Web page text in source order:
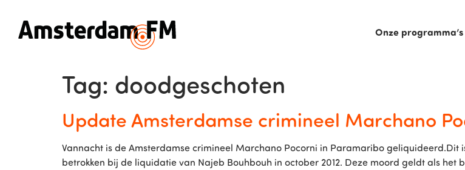
Onze programma’s
Tag: doodgeschoten
Update Amsterdamse crimineel Marchano
Vannacht is de Amsterdamse crimineel Marchano Pocorni in Paramaribo geliquideerd.Dit
betrokken bij de liquidatie van Najeb Bouhbouh in october 2012. Deze moord geldt als